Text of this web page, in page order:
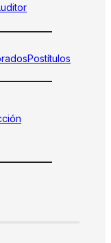
Postítulos